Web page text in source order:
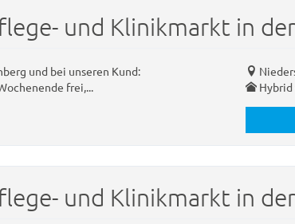
und Klinikmarkt in
und bei unseren Kund:
frei,...
und Klinikmarkt in